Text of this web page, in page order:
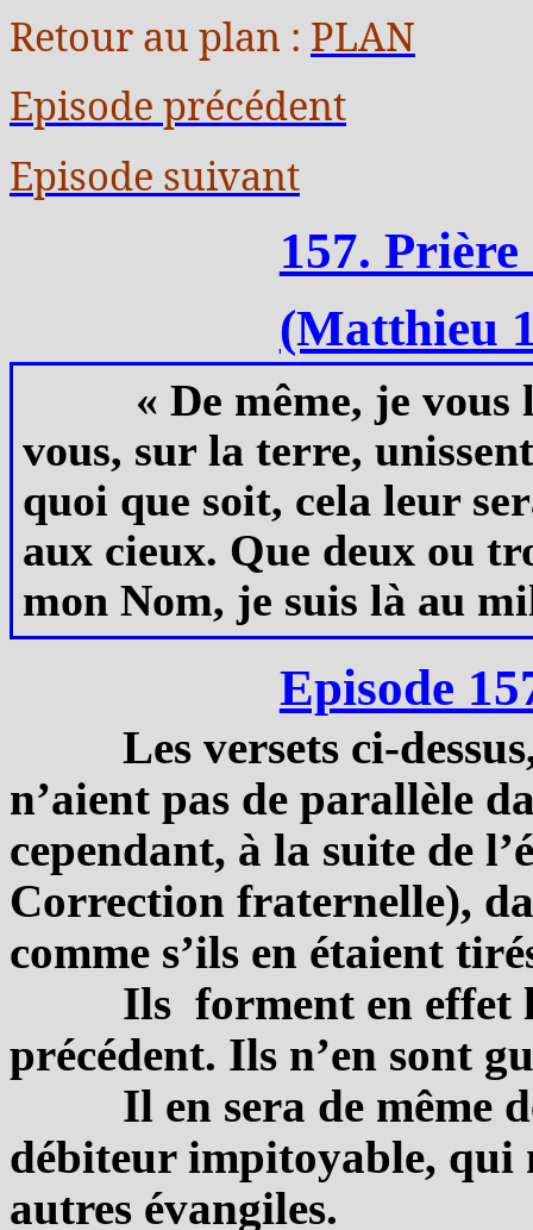
Retour au plan : PLAN
Episode précédent
Episode suivant
157.
(Matthieu
« De même, je
vous, sur la terre,
quoi que soit, cela leur
aux cieux. Que deux ou
mon Nom, je suis là au
Episode
Les versets ci-
n’aient pas de parallèle
cependant, à la suite de
Correction fraternelle),
comme s’ils en étaient
Ils forment en effet
précédent. Ils n’en sont
Il en sera de même
débiteur impitoyable, qui
autres évangiles.